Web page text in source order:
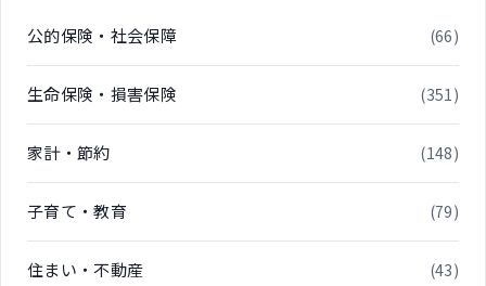
公的保険・社会保障 (66)
生命保険・損害保険 (351)
家計・節約 (148)
子育て・教育 (79)
住まい・不動産 (43)